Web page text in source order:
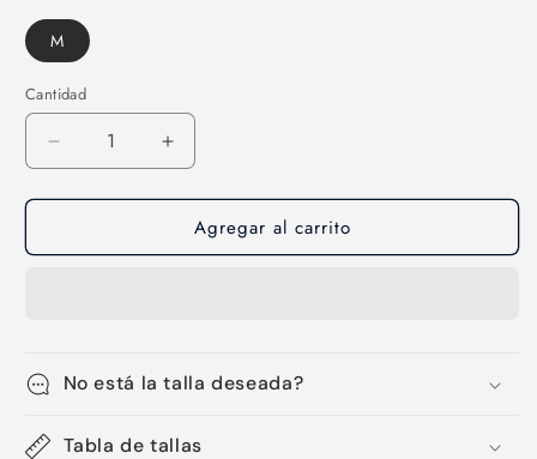
M
Cantidad
Cantidad
Reducir
cantidad
para
corta
Aumentar
cantidad
para
Licra
corta
Agregar al carrito
No está la talla deseada?
Tabla de tallas